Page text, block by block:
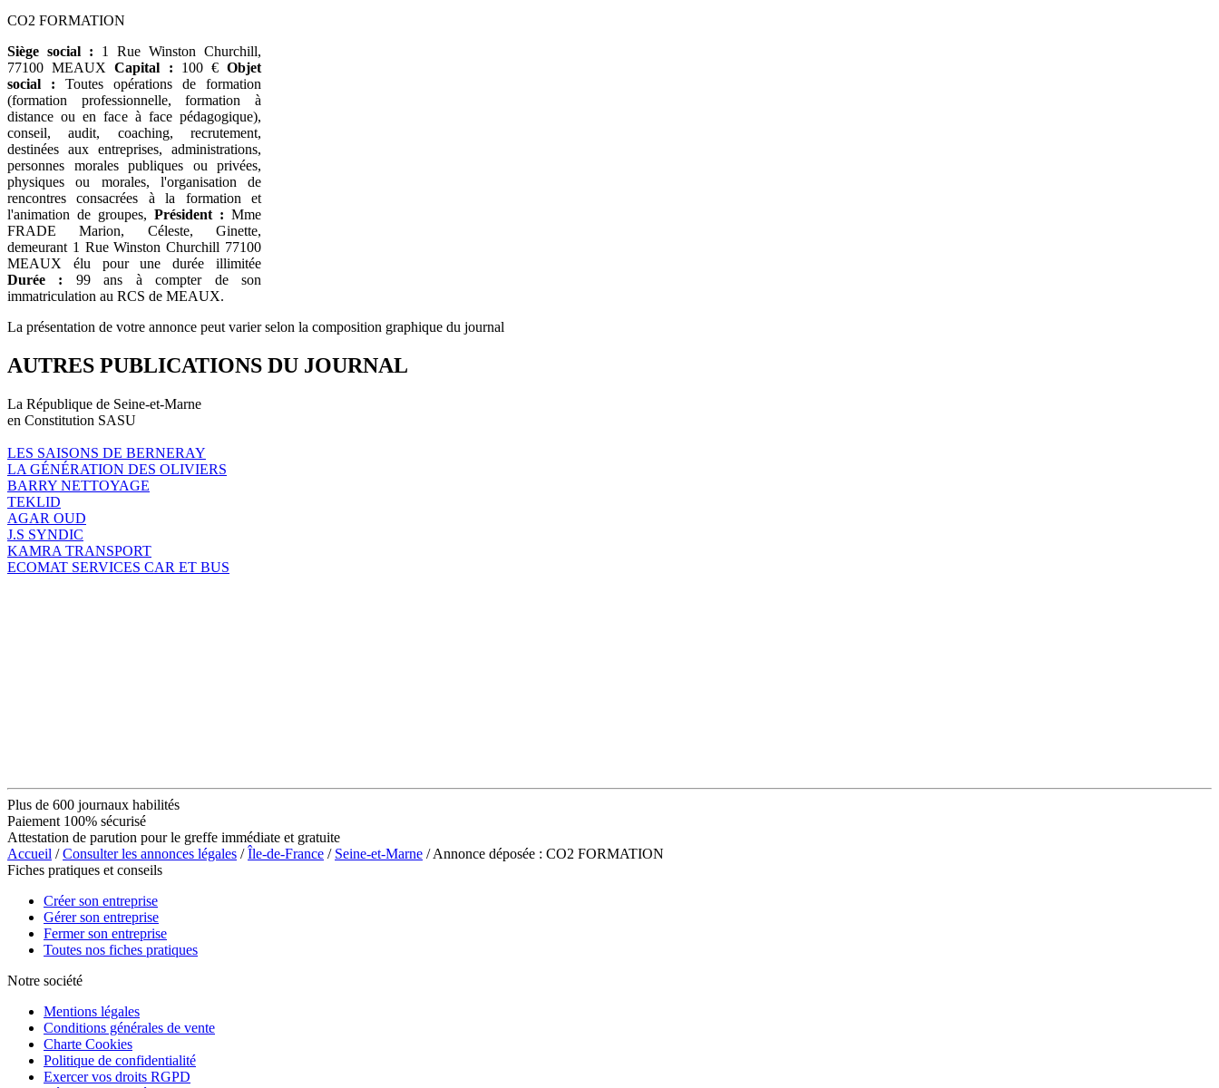
CO2 FORMATION
Siège social : 1 Rue Winston Churchill,
77100 MEAUXCapital : 100 €Objet
social : Toutes opérations de formation
(formation professionnelle, formation à
distance ou en face à face pédagogique),
conseil, audit, coaching, recrutement,
destinées aux entreprises, administrations,
personnes morales publiques ou privées,
physiques ou morales, l'organisation de
rencontres consacrées à la formation et
l'animation de groupes, Président : Mme
FRADE Marion, Céleste, Ginette,
demeurant 1 Rue Winston Churchill 77100
MEAUX élu pour une durée illimitée
Durée : 99 ans à compter de son
immatriculation au RCS de MEAUX.
La présentation de votre annonce peut varier selon la composition graphique du journal
AUTRES PUBLICATIONS DU JOURNAL
La République de Seine-et-Marne
en Constitution SASU
LES SAISONS DE BERNERAY
LA GÉNÉRATION DES OLIVIERS
BARRY NETTOYAGE
TEKLID
AGAR OUD
J.S SYNDIC
KAMRA TRANSPORT
ECOMAT SERVICES CAR ET BUS
Plus de 600 journaux habilités
Paiement 100% sécurisé
Attestation de parution pour le greffe immédiate et gratuite
Accueil /Consulter les annonces légales /Île-de-France / Seine-et-Marne / Annonce déposée : CO2 FORMATION
Fiches pratiques et conseils
Créer son entreprise
Gérer son entreprise
Fermer son entreprise
Toutes nos fiches pratiques
Notre société
Mentions légales
Conditions générales de vente
Charte Cookies
Politique de confidentialité
Exercer vos droits RGPD